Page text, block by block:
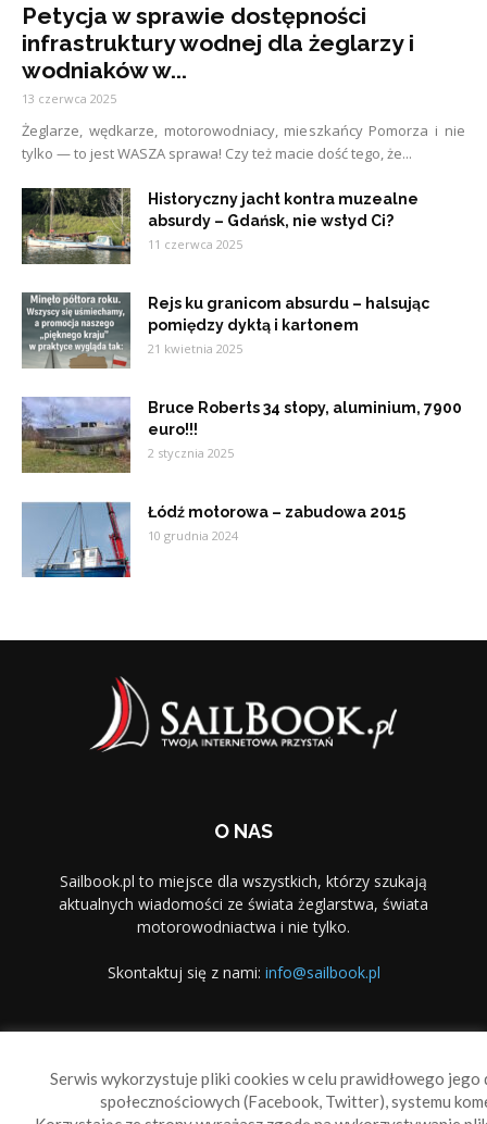
Petycja w sprawie dostępności
infrastruktury wodnej dla żeglarzy i
wodniaków w...
13 czerwca 2025
Żeglarze, wędkarze, motorowodniacy, mieszkańcy Pomorza i nie
tylko — to jest WASZA sprawa! Czy też macie dość tego, że...
Historyczny jacht kontra muzealne
absurdy – Gdańsk, nie wstyd Ci?
11 czerwca 2025
Rejs ku granicom absurdu – halsując
pomiędzy dyktą i kartonem
21 kwietnia 2025
Bruce Roberts 34 stopy, aluminium, 7900
euro!!!
2 stycznia 2025
Łódź motorowa – zabudowa 2015
10 grudnia 2024
O NAS
Sailbook.pl to miejsce dla wszystkich, którzy szukają
aktualnych wiadomości ze świata żeglarstwa, świata
motorowodniactwa i nie tylko.
Skontaktuj się z nami: info@sailbook.pl
Serwis wykorzystuje pliki cookies w celu prawidłowego
społecznościowych (Facebook, Twitter), systemu